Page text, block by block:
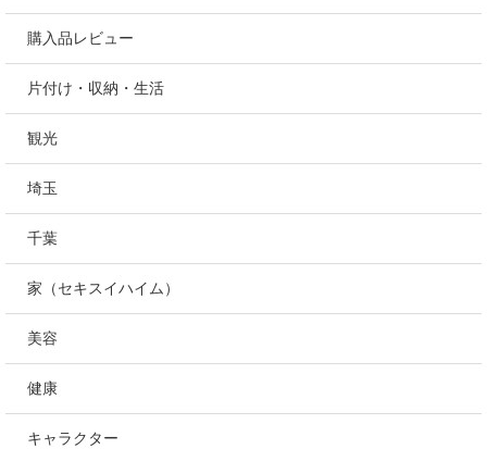
購入品レビュー
片付け・収納・生活
観光
埼玉
千葉
家（セキスイハイム）
美容
健康
キャラクター